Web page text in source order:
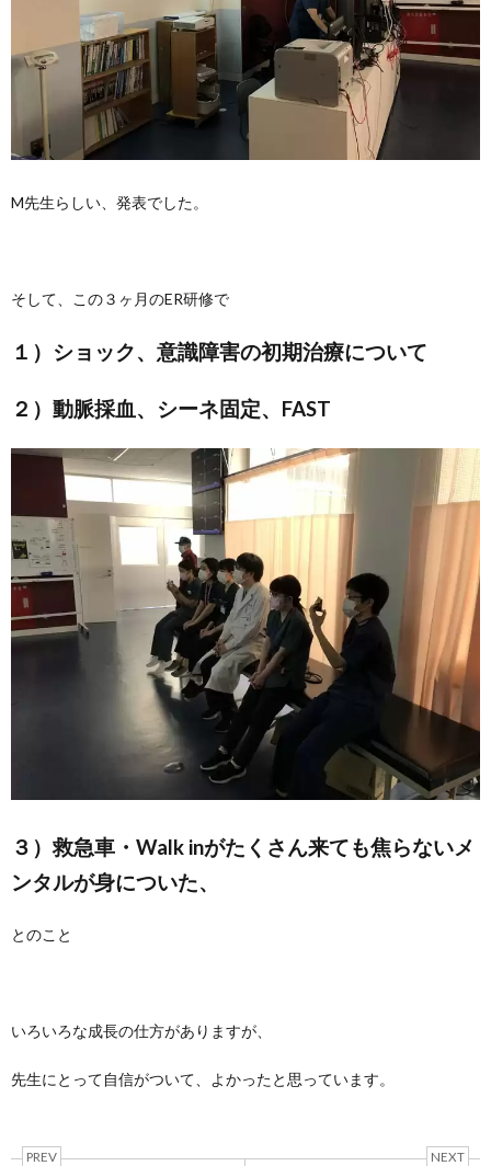
M先生らしい、発表でした。
そして、この３ヶ月のER研修で
１）ショック、意識障害の初期治療について
２）動脈採血、シーネ固定、FAST
３）救急車・Walk inがたくさん来ても焦らないメ
ンタルが身についた、
とのこと
いろいろな成長の仕方がありますが、
先生にとって自信がついて、よかったと思っています。
PREV NEXT